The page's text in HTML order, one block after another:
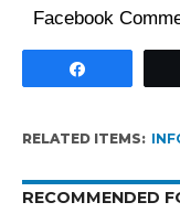
Facebook
RELATED ITEMS:
RECOMMENDED